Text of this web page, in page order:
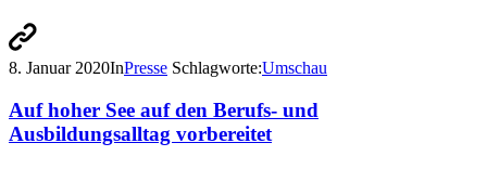
8. Januar 2020InPresse Schlagworte:Umschau
Auf hoher See auf den Berufs- und
Ausbildungsalltag vorbereitet